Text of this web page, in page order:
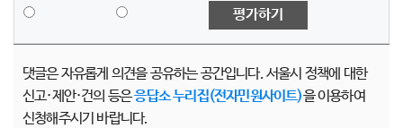
평가하기
댓글은 자유롭게 의견을 공유하는 공간입니다. 서울시 정책에 대한
신고·제안·건의 등은응답소 누리집(전자민원사이트)을 이용하여
신청해주시기 바랍니다.